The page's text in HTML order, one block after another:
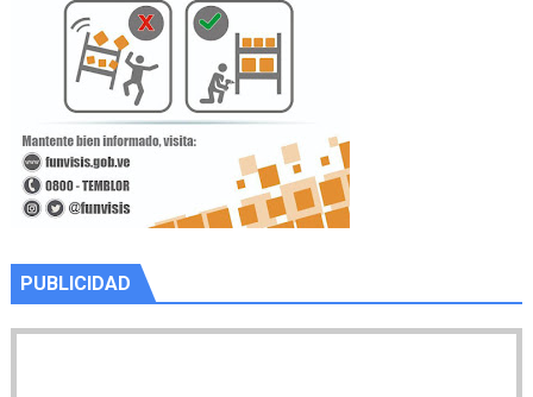
PUBLICIDAD